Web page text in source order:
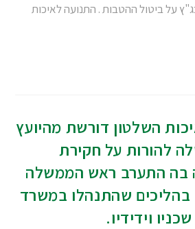
על ביטול ההטבות . התנועה לאיכות
השלטון דורשת מהיועץ
להורות על חקירת
התערב ראש הממשלה
בהליכים שהתנהלו במשרד
וידידיו.